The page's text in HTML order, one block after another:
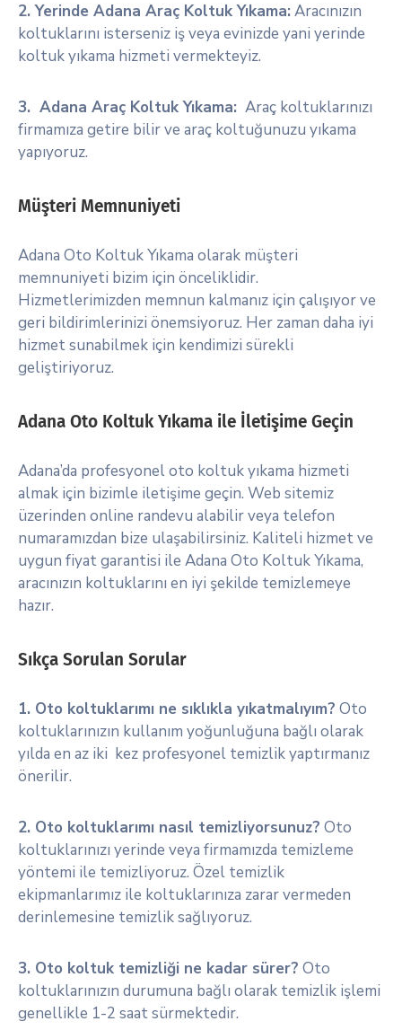
2. Yerinde Adana Araç Koltuk Yıkama: Aracınızın
koltuklarını isterseniz iş veya evinizde yani yerinde
koltuk yıkama hizmeti vermekteyiz.
3. Adana Araç Koltuk Yıkama: Araç koltuklarınızı
firmamıza getire bilir ve araç koltuğunuzu yıkama
yapıyoruz.
Müşteri Memnuniyeti
Adana Oto Koltuk Yıkama olarak müşteri
memnuniyeti bizim için önceliklidir.
Hizmetlerimizden memnun kalmanız için çalışıyor ve
geri bildirimlerinizi önemsiyoruz. Her zaman daha iyi
hizmet sunabilmek için kendimizi sürekli
geliştiriyoruz.
Adana Oto Koltuk Yıkama ile İletişime Geçin
Adana’da profesyonel oto koltuk yıkama hizmeti
almak için bizimle iletişime geçin. Web sitemiz
üzerinden online randevu alabilir veya telefon
numaramızdan bize ulaşabilirsiniz. Kaliteli hizmet ve
uygun fiyat garantisi ile Adana Oto Koltuk Yıkama,
aracınızın koltuklarını en iyi şekilde temizlemeye
hazır.
Sıkça Sorulan Sorular
1. Oto koltuklarımı ne sıklıkla yıkatmalıyım? Oto
koltuklarınızın kullanım yoğunluğuna bağlı olarak
yılda en az iki kez profesyonel temizlik yaptırmanız
önerilir.
2. Oto koltuklarımı nasıl temizliyorsunuz? Oto
koltuklarınızı yerinde veya firmamızda temizleme
yöntemi ile temizliyoruz. Özel temizlik
ekipmanlarımız ile koltuklarınıza zarar vermeden
derinlemesine temizlik sağlıyoruz.
3. Oto koltuk temizliği ne kadar sürer? Oto
koltuklarınızın durumuna bağlı olarak temizlik işlemi
genellikle 1-2 saat sürmektedir.